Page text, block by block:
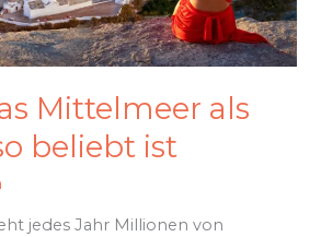
Mittelmeer als
beliebt ist
jedes Jahr Millionen von